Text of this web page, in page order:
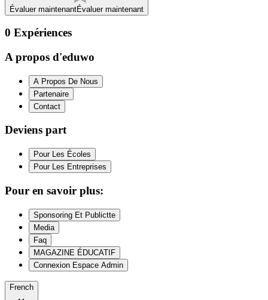
Évaluer maintenantÉvaluer maintenant
0 Expériences
A propos d'eduwo
A Propos De Nous
Partenaire
Contact
Deviens part
Pour Les Écoles
Pour Les Entreprises
Pour en savoir plus:
Sponsoring Et Publictte
Media
Faq
MAGAZINE ÉDUCATIF
Connexion Espace Admin
French